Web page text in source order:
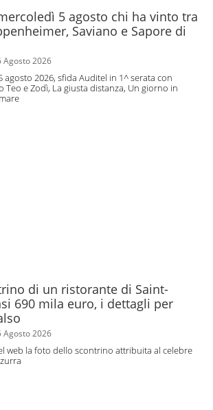
5 agosto chi ha vinto tra
Saviano e Sapore di
Agosto 2026
agosto 2026, sfida Auditel in 1^ serata con
e Zodì, La giusta distanza, Un giorno in
di un ristorante di Saint-
690 mila euro, i dettagli per
Agosto 2026
web la foto dello scontrino attribuita al celebre